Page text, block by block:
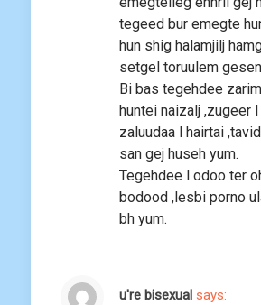
tegeed bur emegte
hun shig halamjilj
setgel toruulem
Bi bas tegehdee
huntei naizalj ,zugeer
zaluudaa l hairtai
san gej huseh yum.
Tegehdee l odoo ter
bodood ,lesbi porno
bh yum.
u're bisexual says: